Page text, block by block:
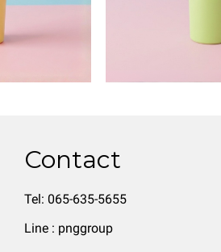
Contact
Tel: 065-635-5655
Line : pnggroup